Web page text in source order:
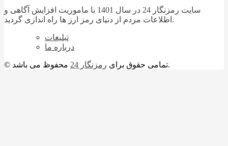
سایت رمزنگار 24 در سال 1401 با ماموریت افزایش آگاهی و
اطلاعات مردم از دنیای رمز ارز ها راه اندازی گردید.
تبلیغات
درباره ما
© تمامی حقوق برای رمزنگار 24 محفوظ می باشد.